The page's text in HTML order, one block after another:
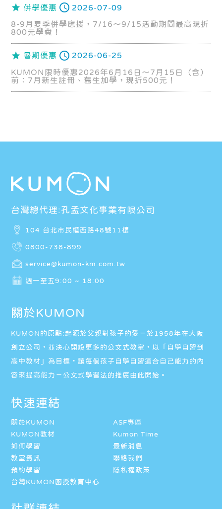
併學優惠 2026-07-09
8-9月夏季併學應援，7/16～9/15活動期間最高現折
800元學費！
暑期優惠 2026-06-25
KUMON限時優惠2026年6月16日～7月15日（含）
前：7月新生註冊、舊生加學，現折500元！
台灣總代理:孔孟文化事業有限公司
104 台北市民權西路48號11樓
0800-738-899
service@kumon-km.com.tw
週一至五9:00 ~ 18:00
關於KUMON
KUMON的原點:起源於父親對孩子的愛－於1958年在大阪
創立公司，並決心開設更多的公文式教室，以「自學自習到
高中教材」為目標，讓每個孩子自學自習適合自己能力的內
容來提高能力－公文式學習法的推廣由此開始。
快速連結
關於KUMON
ASF專區
KUMON教材
Kumon Time
如何學習
最新消息
教室資訊
聯絡我們
預約學習
隱私權政策
台灣KUMON函授教育中心